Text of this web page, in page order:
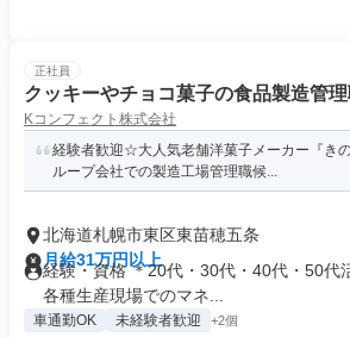
正社員
クッキーやチョコ菓子の食品製造管
Kコンフェクト株式会社
経験者歓迎☆大人気老舗洋菓子メーカー『き
ループ会社での製造工場管理職候...
北海道札幌市東区東苗穂五条
月給31万円以上
経験・資格 ＊20代・30代・40代・50
各種生産現場でのマネ...
車通勤OK 未経験者歓迎 +2個